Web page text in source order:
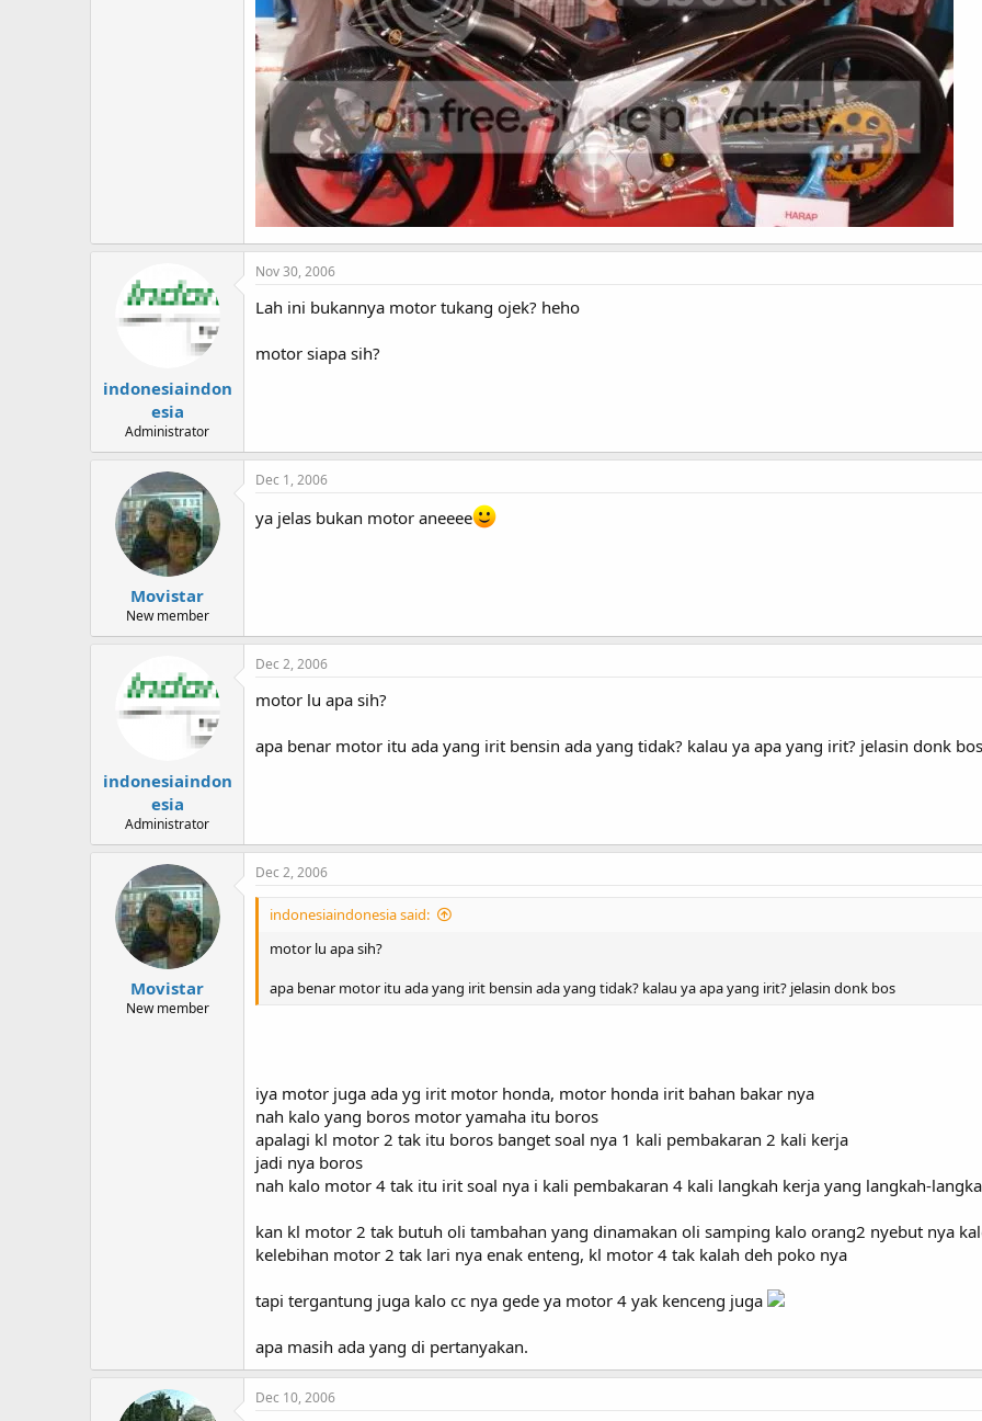
indonesiaindon
esia
Administrator
Nov 30, 2006
Lah ini bukannya motor tukang ojek? heho
motor siapa sih?
Movistar
New member
Dec 1, 2006
ya jelas bukan motor aneeee
indonesiaindon
esia
Administrator
Dec 2, 2006
motor lu apa sih?
apa benar motor itu ada yang irit bensin ada yang tidak? kalau ya apa yang irit? jelasin donk bos
Movistar
New member
Dec 2, 2006
indonesiaindonesia said:
motor lu apa sih?
apa benar motor itu ada yang irit bensin ada yang tidak? kalau ya apa yang irit? jelasin donk bos
iya motor juga ada yg irit motor honda, motor honda irit bahan bakar nya
nah kalo yang boros motor yamaha itu boros
apalagi kl motor 2 tak itu boros banget soal nya 1 kali pembakaran 2 kali kerja
jadi nya boros
nah kalo motor 4 tak itu irit soal nya i kali pembakaran 4 kali langkah kerja yang langkah-
kan kl motor 2 tak butuh oli tambahan yang dinamakan oli samping kalo orang2 nyebut nya
kelebihan motor 2 tak lari nya enak enteng, kl motor 4 tak kalah deh poko nya
tapi tergantung juga kalo cc nya gede ya motor 4 yak kenceng juga
apa masih ada yang di pertanyakan.
Dec 10, 2006